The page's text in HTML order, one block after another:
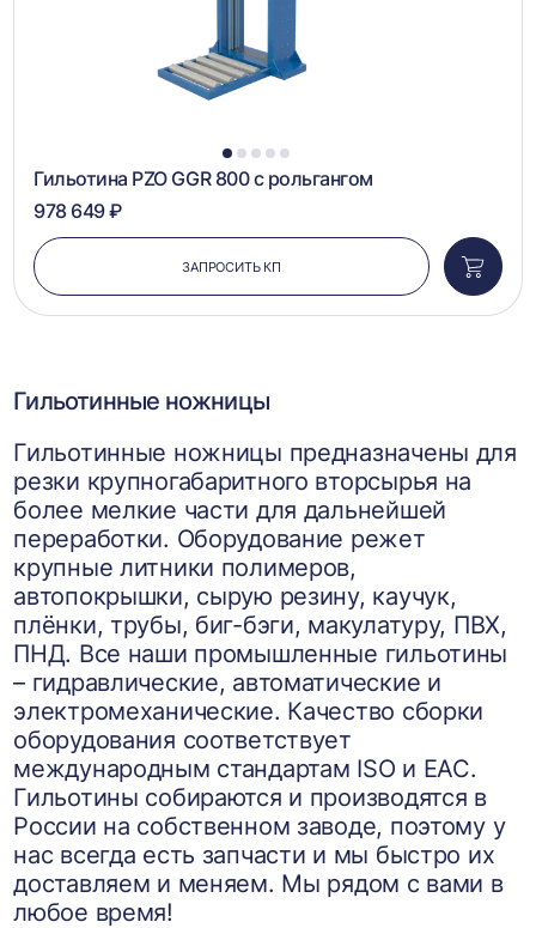
1 2 3 4 5
Гильотина PZO GGR 800 с рольгангом
978 649 ₽
ЗАПРОСИТЬ КП
в
Гильотинные ножницы
Гильотинные ножницы предназначены для
резки крупногабаритного вторсырья на
более мелкие части для дальнейшей
переработки. Оборудование режет
крупные литники полимеров,
автопокрышки, сырую резину, каучук,
плёнки, трубы, биг-бэги, макулатуру, ПВХ,
ПНД. Все наши промышленные гильотины
– гидравлические, автоматические и
электромеханические. Качество сборки
оборудования соответствует
международным стандартам ISO и EAC.
Гильотины собираются и производятся в
России на собственном заводе, поэтому у
нас всегда есть запчасти и мы быстро их
доставляем и меняем. Мы рядом с вами в
любое время!